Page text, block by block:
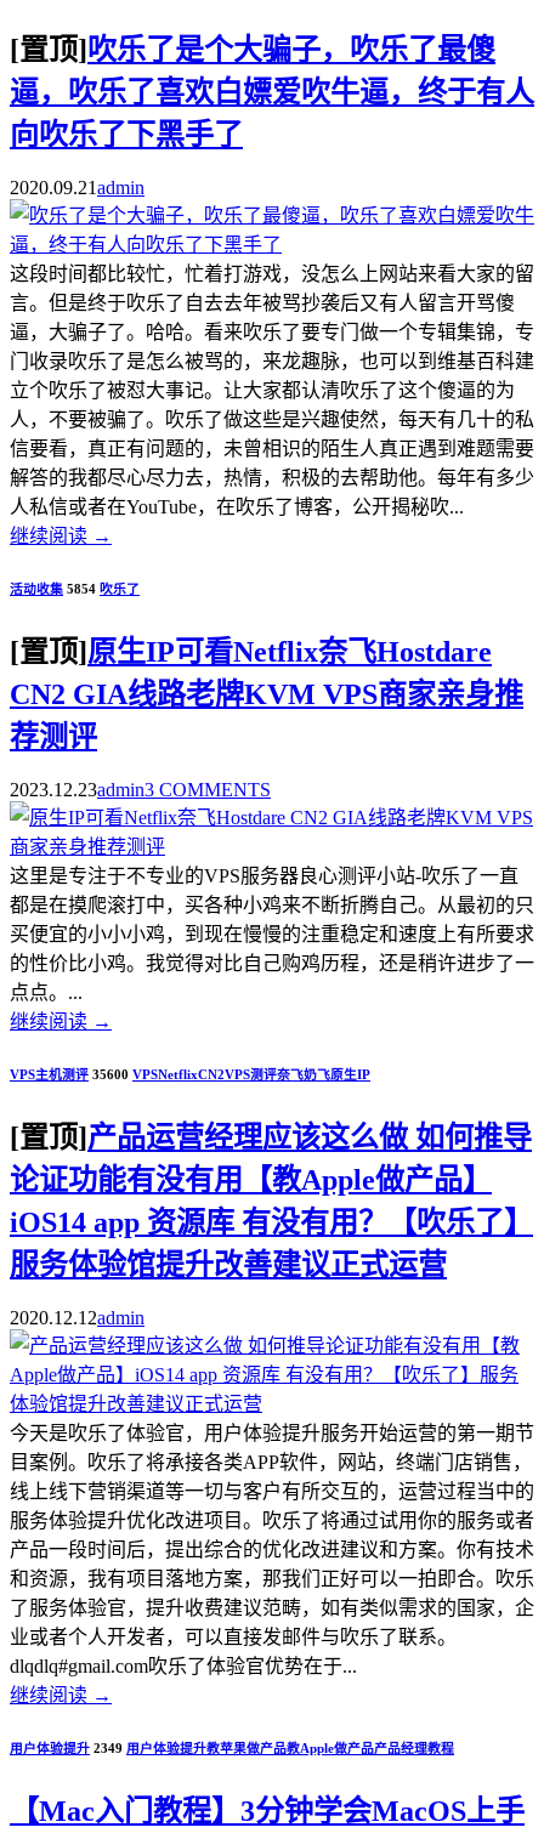
[置顶]吹乐了是个大骗子，吹乐了最傻
逼，吹乐了喜欢白嫖爱吹牛逼，终于有人
向吹乐了下黑手了
2020.09.21admin
这段时间都比较忙，忙着打游戏，没怎么上网站来看大家的留
言。但是终于吹乐了自去去年被骂抄袭后又有人留言开骂傻
逼，大骗子了。哈哈。看来吹乐了要专门做一个专辑集锦，专
门收录吹乐了是怎么被骂的，来龙趣脉，也可以到维基百科建
立个吹乐了被怼大事记。让大家都认清吹乐了这个傻逼的为
人，不要被骗了。吹乐了做这些是兴趣使然，每天有几十的私
信要看，真正有问题的，未曾相识的陌生人真正遇到难题需要
解答的我都尽心尽力去，热情，积极的去帮助他。每年有多少
人私信或者在YouTube，在吹乐了博客，公开揭秘吹...
继续阅读 →
活动收集 5854 吹乐了
[置顶]原生IP可看Netflix奈飞Hostdare
CN2 GIA线路老牌KVM VPS商家亲身推
荐测评
2023.12.23admin3 COMMENTS
这里是专注于不专业的VPS服务器良心测评小站-吹乐了一直
都是在摸爬滚打中，买各种小鸡来不断折腾自己。从最初的只
买便宜的小小小鸡，到现在慢慢的注重稳定和速度上有所要求
的性价比小鸡。我觉得对比自己购鸡历程，还是稍许进步了一
点点。...
继续阅读 →
VPS主机测评 35600 VPSNetflixCN2VPS测评奈飞奶飞原生IP
[置顶]产品运营经理应该这么做 如何推导
论证功能有没有用【教Apple做产品】
iOS14 app 资源库 有没有用？【吹乐了】
服务体验馆提升改善建议正式运营
2020.12.12admin
今天是吹乐了体验官，用户体验提升服务开始运营的第一期节
目案例。吹乐了将承接各类APP软件，网站，终端门店销售，
线上线下营销渠道等一切与客户有所交互的，运营过程当中的
服务体验提升优化改进项目。吹乐了将通过试用你的服务或者
产品一段时间后，提出综合的优化改进建议和方案。你有技术
和资源，我有项目落地方案，那我们正好可以一拍即合。吹乐
了服务体验官，提升收费建议范畴，如有类似需求的国家，企
业或者个人开发者，可以直接发邮件与吹乐了联系。
dlqdlq#gmail.com吹乐了体验官优势在于...
继续阅读 →
用户体验提升 2349 用户体验提升教苹果做产品教Apple做产品产品经理教程
【Mac入门教程】3分钟学会MacOS上手